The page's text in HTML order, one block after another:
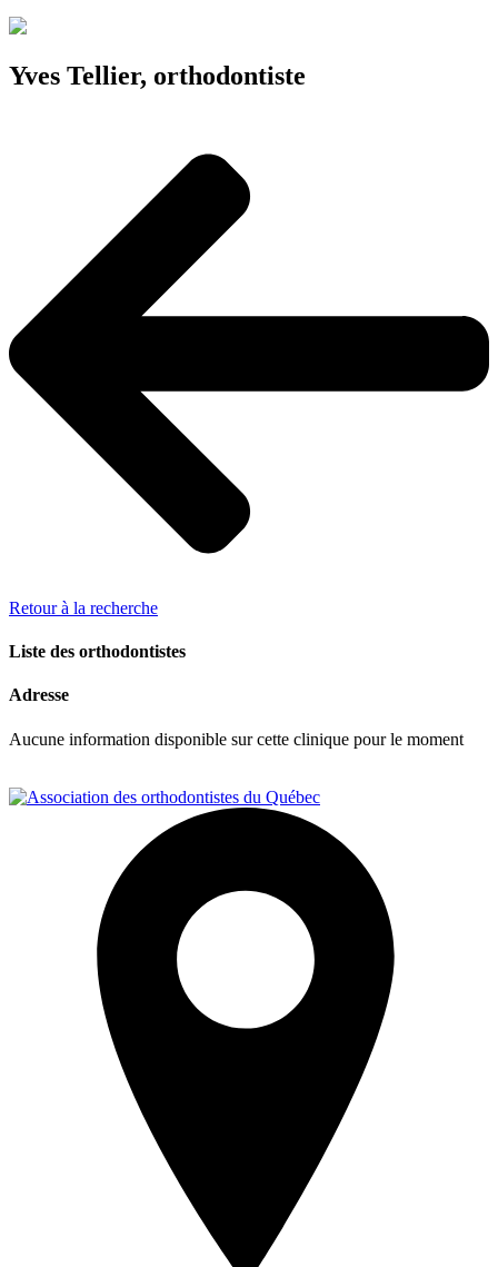
Yves Tellier, orthodontiste
Retour à la recherche
Liste des orthodontistes
Adresse
Aucune information disponible sur cette clinique pour le moment